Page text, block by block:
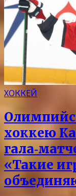
ХОККЕЙ
хоккею
«Такие